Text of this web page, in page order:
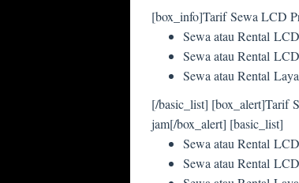
[box_info]Tarif Sewa LCD
Sewa atau Rental
Sewa atau Rental
Sewa atau
[/basic_list] [box_alert]Tarif
jam[/box_alert] [basic_list]
Sewa atau Rental
Sewa atau Rental